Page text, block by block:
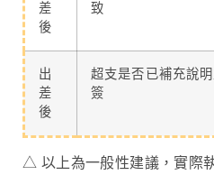
差
後
致
出
差
後
超支是否已補充說
簽
△ 以上為一般性建議，實際